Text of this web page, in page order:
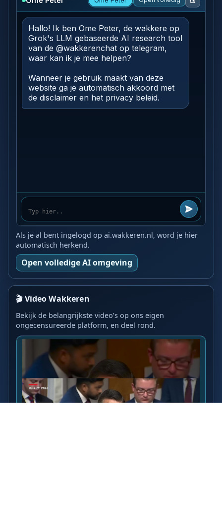
Als je al bent ingelogd op ai.wakkeren.nl, word je hier
automatisch herkend.
Open volledige AI omgeving
🎬 Video Wakkeren
Bekijk de belangrijkste video’s op ons eigen
ongecensureerde platform, en deel rond.